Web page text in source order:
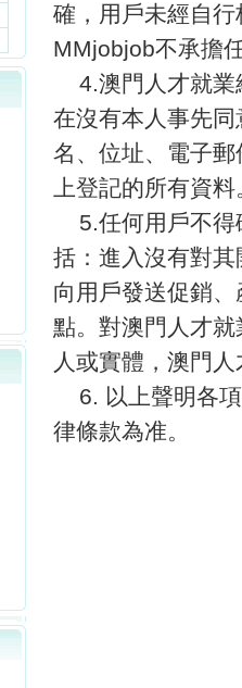
確，用戶未經自
MMjobjob不承擔
4.澳門人才就
在沒有本人事先
名、位址、電子
上登記的所有資料
5.任何用戶不
括：進入沒有對
向用戶發送促銷
點。對澳門人才
人或實體，澳門
6. 以上聲明各
律條款為准。